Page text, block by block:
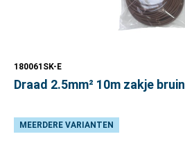
180061SK-E
Draad 2.5mm² 10m zakje bruin
MEERDERE VARIANTEN